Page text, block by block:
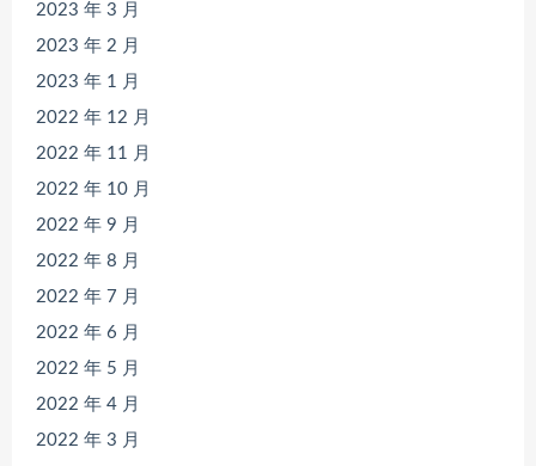
2023 年 3 月
2023 年 2 月
2023 年 1 月
2022 年 12 月
2022 年 11 月
2022 年 10 月
2022 年 9 月
2022 年 8 月
2022 年 7 月
2022 年 6 月
2022 年 5 月
2022 年 4 月
2022 年 3 月